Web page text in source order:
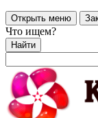
Открыть меню
Что ищем?
Найти